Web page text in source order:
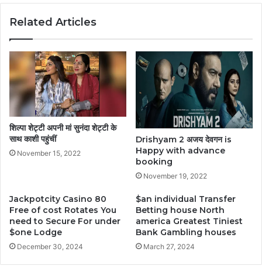
Related Articles
शिल्पा शेट्टी अपनी मां सुनंदा शेट्टी के
साथ काशी पहुंचीं
November 15, 2022
Drishyam 2 अजय देवगन is
Happy with advance
booking
November 19, 2022
Jackpotcity Casino 80
Free of cost Rotates You
need to Secure For under
$one Lodge
December 30, 2024
$an individual Transfer
Betting house North
america Greatest Tiniest
Bank Gambling houses
March 27, 2024